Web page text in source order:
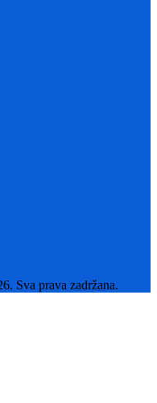
Sva prava zadržana.